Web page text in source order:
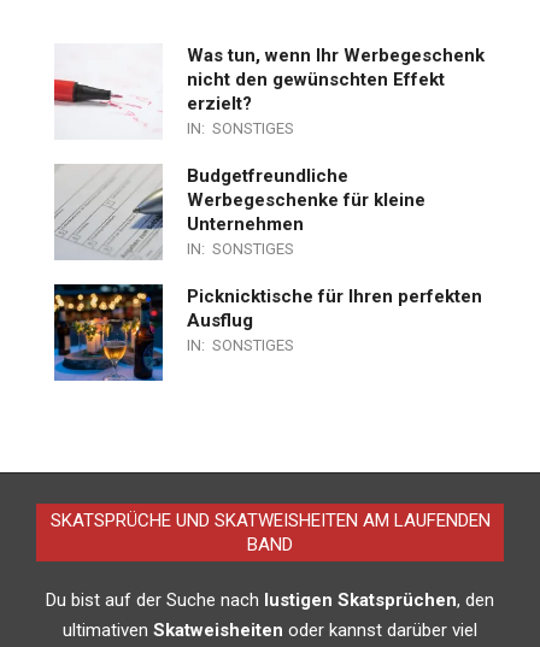
Was tun, wenn Ihr Werbegeschenk
nicht den gewünschten Effekt
erzielt?
IN: SONSTIGES
Budgetfreundliche
Werbegeschenke für kleine
Unternehmen
IN: SONSTIGES
Picknicktische für Ihren perfekten
Ausflug
IN: SONSTIGES
SKATSPRÜCHE UND SKATWEISHEITEN AM LAUFENDEN
BAND
Du bist auf der Suche nach lustigen Skatsprüchen, den
ultimativen Skatweisheiten oder kannst darüber viel